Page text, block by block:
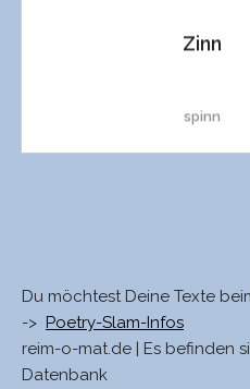
Zinn
spinn
Du möchtest Deine Texte
-> Poetry-Slam-Infos
reim-o-mat.de | Es befinden
Datenbank